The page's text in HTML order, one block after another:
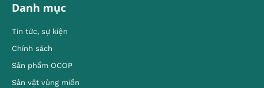
Danh mục
Tin tức, sự kiện
Chính sách
Sản phẩm OCOP
Sản vật vùng miền